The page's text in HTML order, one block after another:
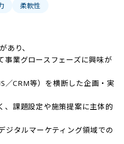
柔軟性
あり、
業グロースフェーズに興味が
／CRM等）を横断した企画・実
課題設定や施策提案に主体的
ジタルマーケティング領域での